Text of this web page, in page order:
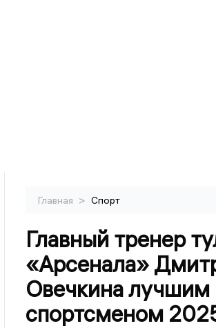
Главная > Спорт
Главный тренер
«Арсенала»
Овечкина лучшим
спортсменом